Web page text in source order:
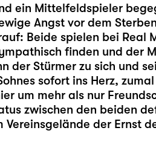
ein Mittelfeldspieler
Angst vor dem
Beide spielen bei Real
finden und der
der Stürmer zu sich und
sofort ins Herz,
um mehr als nur
zwischen den beiden
Vereinsgelände der Ernst